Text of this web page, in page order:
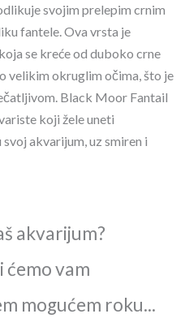
svojim prelepim crnim
fantele. Ova vrsta je
se kreće od duboko crne
velikim okruglim očima, što je
Black Moor Fantail
koji žele uneti
akvarijum, uz smiren i
akvarijum?
ćemo vam
mogućem roku...